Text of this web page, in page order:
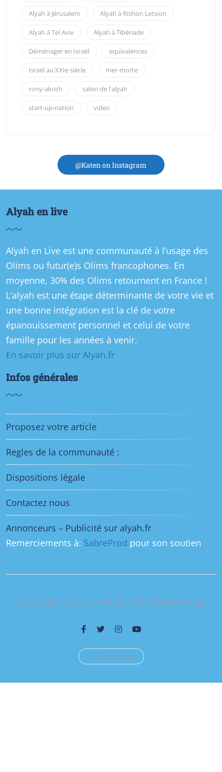
Alyah à Jérusalem Alyah à Rishon Letsion
Alyah à Tel Aviv Alyah à Tibériade
Déménager en Israël equivalences
Israël au XXIe siècle mer-morte
rony-akrich salon de l'alyah
start-up-nation video
@Katen on Instagram
Alyah en live
Alyah en Live est une communauté à l’usage des
Olims ou futur(e)s Olims francophones. En
moyenne, 30% des Olims retournent en France !
L’alyah est une étape déterminante de votre vie et
une bonne intégration est la clé de votre
épanouissement personnel et celui de votre
famille pour les années à venir.
En savoir plus sur Alyah.fr
Infos générales
Proposez votre article
Regles de la communauté :
Dispositions légale
Contactez nous
Annonceurs – Publicité sur alyah.fr
Remerciements à: SabreProd pour son soutien
Copyright ©2025. Créé par Tnt Web Boosting
Back to Top